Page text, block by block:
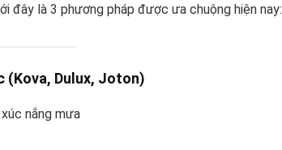
đây là 3 phương pháp được ưa chuộng hiện nay:
(Kova, Dulux, Joton)
nắng mưa